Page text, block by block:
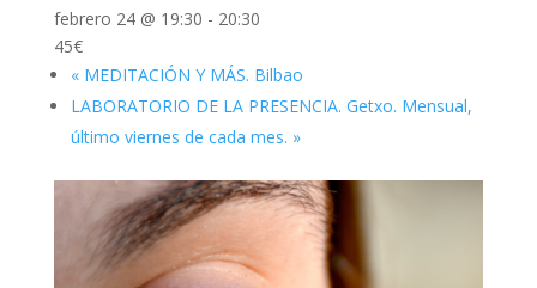
febrero 24 @ 19:30 - 20:30
45€
«MEDITACIÓN Y MÁS. Bilbao
LABORATORIO DE LA PRESENCIA. Getxo. Mensual,
último viernes de cada mes. »